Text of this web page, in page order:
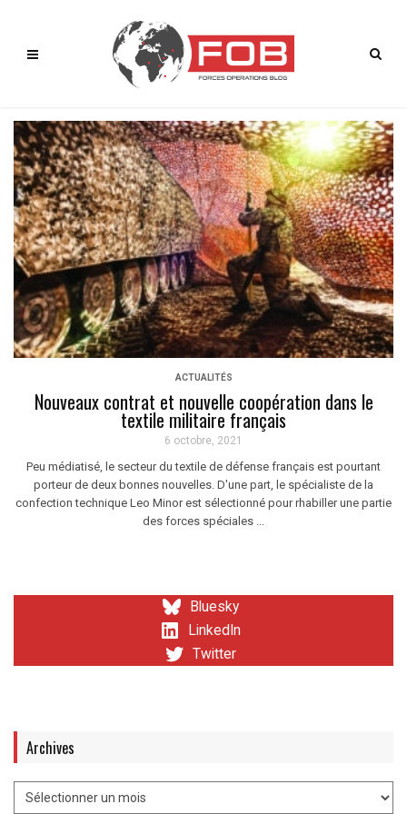
ACTUALITÉS
Nouveaux contrat et nouvelle coopération dans le
textile militaire français
6 octobre, 2021
Peu médiatisé, le secteur du textile de défense français est pourtant
porteur de deux bonnes nouvelles. D'une part, le spécialiste de la
confection technique Leo Minor est sélectionné pour rhabiller une partie
des forces spéciales ...
Bluesky
LinkedIn
Twitter
Archives